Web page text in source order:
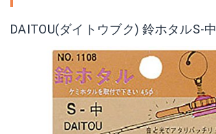
DAITOU(ダイトウブク) 鈴ホタルS-中